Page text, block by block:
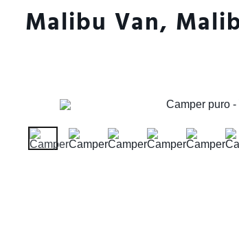
Malibu Van,